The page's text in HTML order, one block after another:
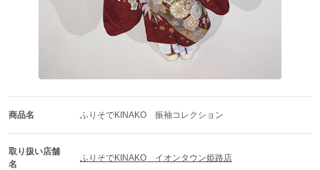
商品名 ふりそでKINAKO　振袖コレクション
取り扱い店舗
名
ふりそでKINAKO　イオンタウン姫路店